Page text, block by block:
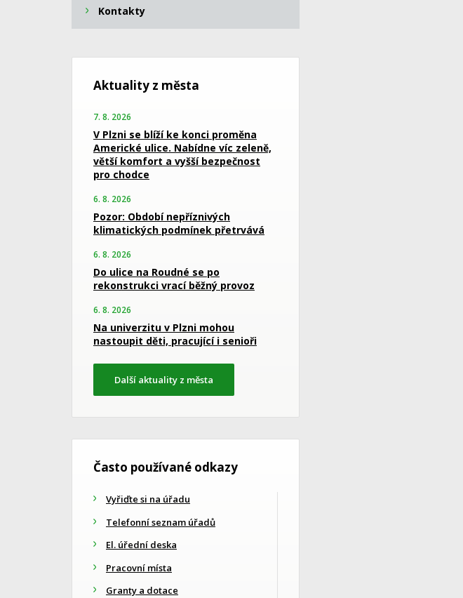
Kontakty
Aktuality z města
7. 8. 2026
V Plzni se blíží ke konci proměna
Americké ulice. Nabídne víc zeleně,
větší komfort a vyšší bezpečnost
pro chodce
6. 8. 2026
Pozor: Období nepříznivých
klimatických podmínek přetrvává
6. 8. 2026
Do ulice na Roudné se po
rekonstrukci vrací běžný provoz
6. 8. 2026
Na univerzitu v Plzni mohou
nastoupit děti, pracující i senioři
Další aktuality z města
Často používané odkazy
Vyřiďte si na úřadu
Telefonní seznam úřadů
El. úřední deska
Pracovní místa
Granty a dotace